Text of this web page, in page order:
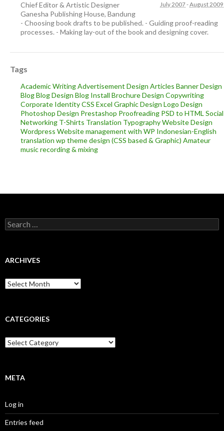
Chief Editor & Artistic Designer
Ganesha Publishing House, Bandung
July 2007-August 2009
- Choosing book drafts to be published. - Guiding proof-reading
processes. - Making lay-out of the book and designing cover.
Tags
Academic WritingAdvertisement Design Articles Banner Design
BlogBlog Design Blog Install Brochure Design Copywriting
Corporate IdentityCSS Excel Graphic Design Logo Design
Photoshop Design Prestashop Proofreading PSD to HTML Social
Networking T-Shirts Translation TypographyWebsite Design
Wordpress Website management with WP Indonesian-English
translation wp theme design (CSS based & Graphic) Amateur
music recording & mixing
Search
for:
ARCHIVES
Archives
CATEGORIES
Categories
META
Log in
Entries feed